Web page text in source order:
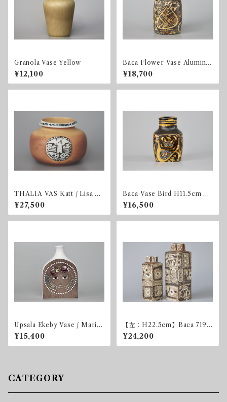
Granola Vase Yellow
¥12,100
Baca Flower Vase Aluminia
/ 723 3208
¥18,700
THALIA VAS Katt / Lisa La
rson
¥27,500
Baca Vase Bird H11.5cm Al
uminia
¥16,500
Upsala Ekeby Vase / Mari S
immulson
¥15,400
【左：H22.5cm】Baca 719
Vase H22.5cm
¥24,200
CATEGORY